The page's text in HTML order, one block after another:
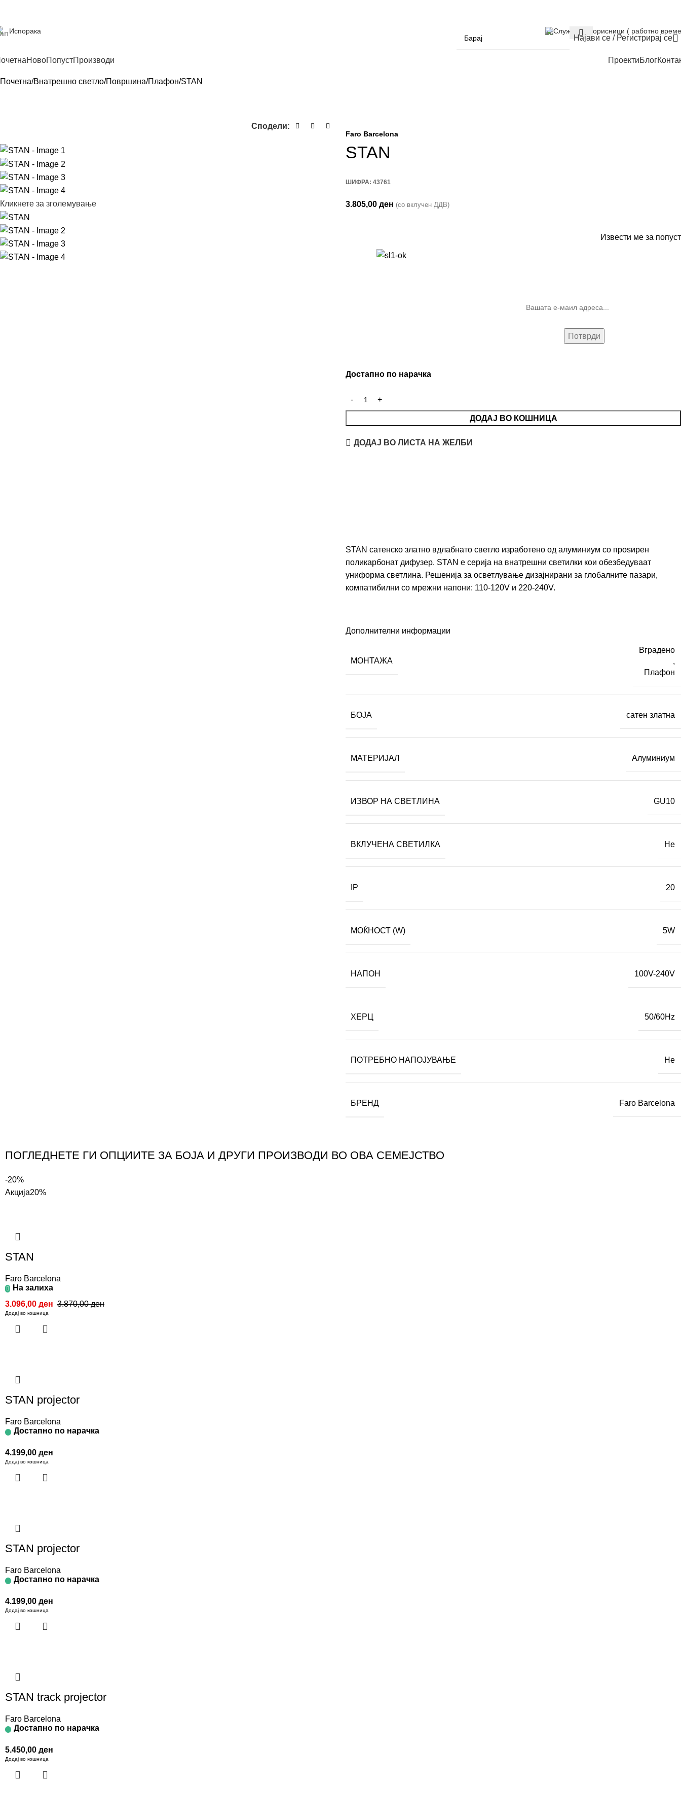
Испорака Служба за корисници ( работно
Најави се / Регистрирај се
НовоПопустПроизводи ПроектиБлог
Почетна Внатрешно светло Површина Плафон STAN
Сподели:
Кликнете за зголемување
Faro Barcelona
STAN
ШИФРА: 43761
3.805,00 ден (со вклучен ДДВ)
Извести ме за попуст
Достапно по нарачка
ДОДАЈ ВО КОШНИЦА
ДОДАЈ ВО ЛИСТА НА ЖЕЛБИ
STAN сатенско златно вдлабнато светло изработено од алуминиум со проѕирен
поликарбонат дифузер. STAN е серија на внатрешни светилки кои обезбедуваат
униформа светлина. Решенија за осветлување дизајнирани за глобалните пазари,
компатибилни со мрежни напони: 110-120V и 220-240V.
Дополнителни информации
МОНТАЖА
Вградено
,
Плафон
БОЈА сатен златна
МАТЕРИЈАЛ Алуминиум
ИЗВОР НА СВЕТЛИНА GU10
ВКЛУЧЕНА СВЕТИЛКА Не
IP 20
МОЌНОСТ (W) 5W
НАПОН 100V-240V
ХЕРЦ 50/60Hz
ПОТРЕБНО НАПОЈУВАЊЕ Не
БРЕНД Faro Barcelona
ПОГЛЕДНЕТЕ ГИ ОПЦИИТЕ ЗА БОЈА И ДРУГИ ПРОИЗВОДИ ВО ОВА СЕМЕЈСТВО
-20%
Акција20%
STAN
Faro Barcelona
На залиха
3.870,00ден
3.096,00 ден
Додај во кошница
STAN projector
Faro Barcelona
Достапно по нарачка
4.199,00 ден
Додај во кошница
STAN projector
Faro Barcelona
Достапно по нарачка
4.199,00 ден
Додај во кошница
STAN track projector
Faro Barcelona
Достапно по нарачка
5.450,00 ден
Додај во кошница